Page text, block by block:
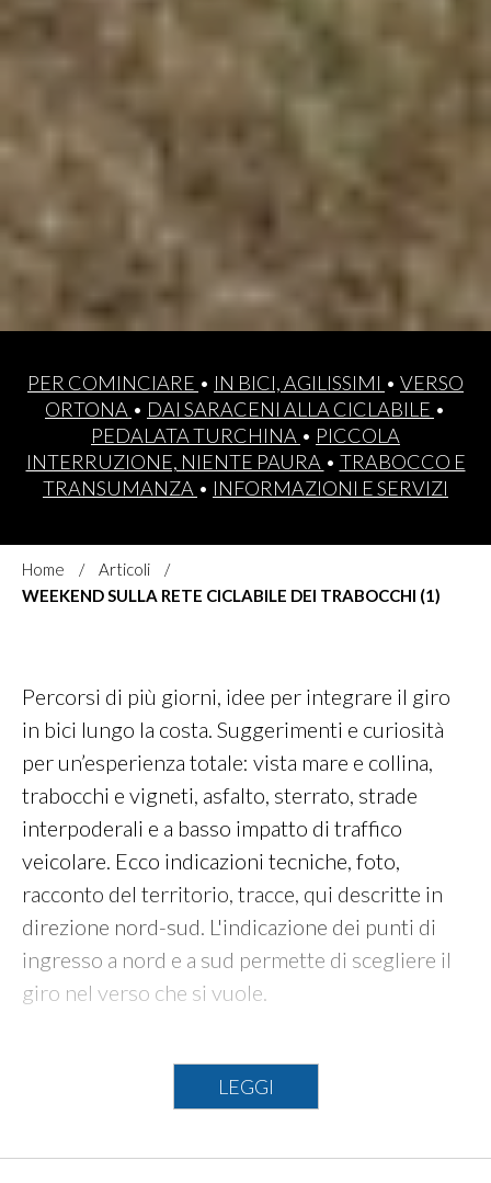
PER COMINCIARE • IN BICI, AGILISSIMI • VERSO
ORTONA • DAI SARACENI ALLA CICLABILE •
PEDALATA TURCHINA • PICCOLA
INTERRUZIONE, NIENTE PAURA • TRABOCCO E
TRANSUMANZA • INFORMAZIONI E SERVIZI
Home
Articoli
WEEKEND SULLA RETE CICLABILE DEI TRABOCCHI (1)
Percorsi di più giorni, idee per integrare il giro
in bici lungo la costa. Suggerimenti e curiosità
per un’esperienza totale: vista mare e collina,
trabocchi e vigneti, asfalto, sterrato, strade
interpoderali e a basso impatto di traffico
veicolare. Ecco indicazioni tecniche, foto,
racconto del territorio, tracce, qui descritte in
direzione nord-sud. L'indicazione dei punti di
ingresso a nord e a sud permette di scegliere il
giro nel verso che si vuole.
INFO TECNICHE
INGRESSO A NORD: Francavilla al Mare
STAZIONI FS DI RIFERIMENTO: Francavilla al
LEGGI